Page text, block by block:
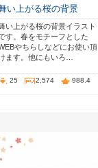
い上がる桜の背景
い上がる桜の背景イラスト
す。春をモチーフとした
やちらしなどにお使い頂
ます。他にもいろ…
25 2,574 988.4